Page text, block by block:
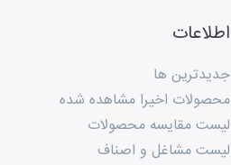
اطلاعات
جدیدترین ها
محصولات اخیرا مشاهده شده
لیست مقایسه محصولات
لیست مشاغل و اصناف